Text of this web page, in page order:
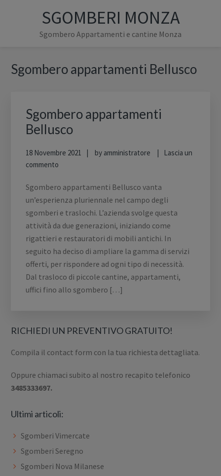
navigazione
SGOMBERI MONZA
Sgombero Appartamenti e cantine Monza
Sgombero appartamenti Bellusco
Sgombero appartamenti
Bellusco
18 Novembre 2021 by amministratore
Lascia un
commento
Sgombero appartamenti Bellusco vanta
un’esperienza pluriennale nel campo degli
sgomberi e traslochi. L’azienda svolge questa
attività da due generazioni, iniziando come
rigattieri e restauratori di mobili antichi. In
seguito ha deciso di ampliare la gamma di servizi
offerti, per rispondere ad ogni tipo di necessità.
Dal trasloco di piccole cantine, appartamenti,
uffici fino allo sgombero […]
Barra
laterale
RICHIEDI UN PREVENTIVO GRATUITO!
Compila il contact form con la tua richiesta dettagliata.
Oppure chiamaci subito al nostro recapito telefonico
3485333697.
Ultimi articoli:
Sgomberi Vimercate
Sgomberi Seregno
Sgomberi Nova Milanese